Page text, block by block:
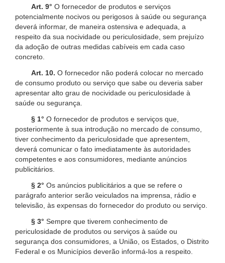
Art. 9° O fornecedor de produtos e serviços
potencialmente nocivos ou perigosos à saúde ou segurança
deverá informar, de maneira ostensiva e adequada, a
respeito da sua nocividade ou periculosidade, sem prejuízo
da adoção de outras medidas cabíveis em cada caso
concreto.
Art. 10. O fornecedor não poderá colocar no mercado
de consumo produto ou serviço que sabe ou deveria saber
apresentar alto grau de nocividade ou periculosidade à
saúde ou segurança.
§ 1° O fornecedor de produtos e serviços que,
posteriormente à sua introdução no mercado de consumo,
tiver conhecimento da periculosidade que apresentem,
deverá comunicar o fato imediatamente às autoridades
competentes e aos consumidores, mediante anúncios
publicitários.
§ 2° Os anúncios publicitários a que se refere o
parágrafo anterior serão veiculados na imprensa, rádio e
televisão, às expensas do fornecedor do produto ou serviço.
§ 3° Sempre que tiverem conhecimento de
periculosidade de produtos ou serviços à saúde ou
segurança dos consumidores, a União, os Estados, o Distrito
Federal e os Municípios deverão informá-los a respeito.